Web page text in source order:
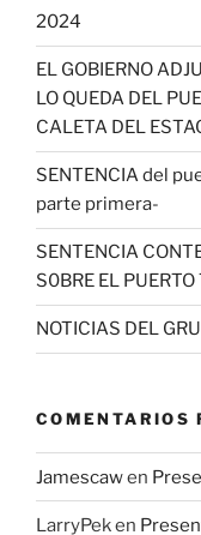
2024
EL GOBIERNO
LO QUEDA DEL
CALETA DEL
SENTENCIA del
parte primera-
SENTENCIA
S0BRE EL
NOTICIAS DEL
COMENTARIOS
Jamescawen
LarryPeken